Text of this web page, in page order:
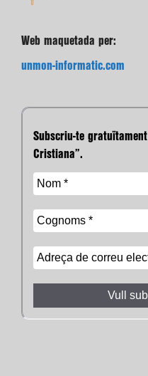
Web maquetada per:
unmon-informatic.com
Subscriu-te
Cristiana”.